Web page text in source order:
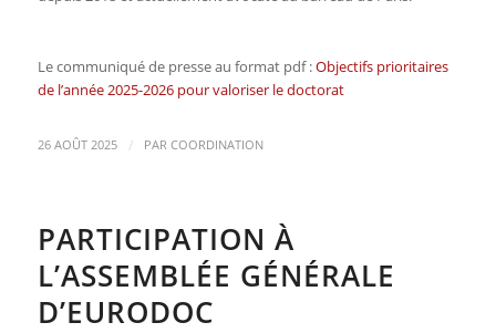
Le communiqué de presse au format pdf :Objectifs prioritaires
de l’année 2025-2026 pour valoriser le doctorat
26 AOÛT 2025 / PAR COORDINATION
PARTICIPATION À
L’ASSEMBLÉE GÉNÉRALE
D’EURODOC